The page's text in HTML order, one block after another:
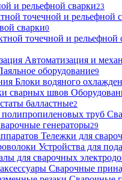
и рельефной сварки23
точечной и рельефной
сварки0
точечной и рельефной
Автоматизация и
оборудование9
Блоки водяного
балластные2
генераторы29
Тележки для
Устройства для
Сварочные